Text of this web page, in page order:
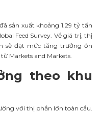
sản xuất khoảng 1.29 tỷ tấn
Feed Survey. Về giá trị, thị
sẽ đạt mức tăng trưởng ổn
Markets and Markets.
theo khu
với thị phần lớn toàn cầu.